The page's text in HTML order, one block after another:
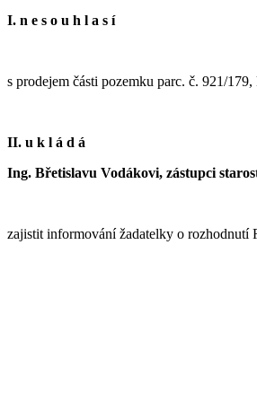
I. n e s o u h l a s í
s prodejem části pozemku parc. č. 921/
II. u k l á d á
Ing. Břetislavu Vodákovi, zástupci
zajistit informování žadatelky o rozhodnutí